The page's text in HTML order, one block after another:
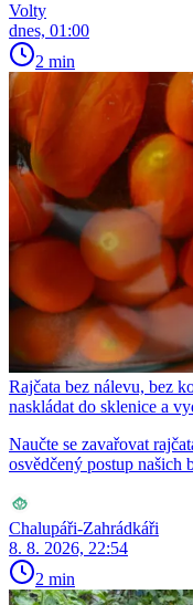
Volty
dnes, 01:00
2 min
Rajčata bez nálevu, bez
naskládat do sklenice a
Naučte se zavařovat
osvědčený postup našich
Chalupáři-Zahrádkáři
8. 8. 2026, 22:54
2 min